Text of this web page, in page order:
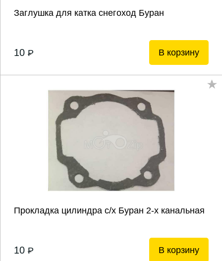
Заглушка для катка снегоход Буран
10 P В корзину
Прокладка цилиндра с/х Буран 2-х канальная
10 P В корзину